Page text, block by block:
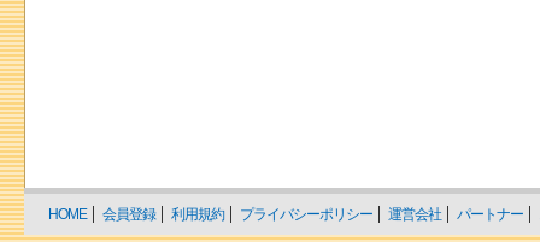
HOME 会員登録 利用規約 プライバシーポリシー 運営会社 パートナー